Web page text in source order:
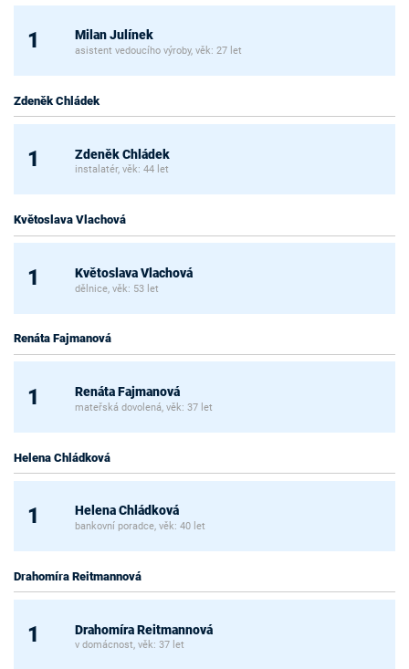
1 Milan Julínek
asistent vedoucího výroby, věk: 27 let
Zdeněk Chládek
1 Zdeněk Chládek
instalatér, věk: 44 let
Květoslava Vlachová
1 Květoslava Vlachová
dělnice, věk: 53 let
Renáta Fajmanová
1 Renáta Fajmanová
mateřská dovolená, věk: 37 let
Helena Chládková
1 Helena Chládková
bankovní poradce, věk: 40 let
Drahomíra Reitmannová
1 Drahomíra Reitmannová
v domácnost, věk: 37 let